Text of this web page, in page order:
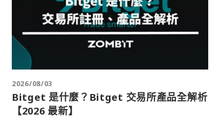
2026/08/03
Bitget 是什麼？Bitget 交易所產品全解析
【2026 最新】